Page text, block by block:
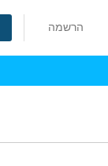
הרשמה